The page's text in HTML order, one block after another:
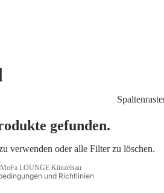
gefunden.
verwenden oderalle Filter zu löschen.
MoFa LOUNGE Künzelsau
und Richtlinien